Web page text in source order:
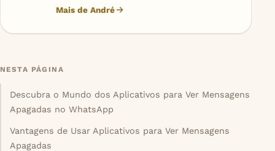
Mais de André
NESTA PÁGINA
Descubra o Mundo dos Aplicativos para Ver Mensagens
Apagadas no WhatsApp
Vantagens de Usar Aplicativos para Ver Mensagens
Apagadas